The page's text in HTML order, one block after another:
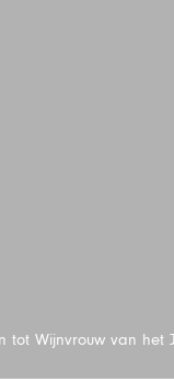
tot Wijnvrouw van het